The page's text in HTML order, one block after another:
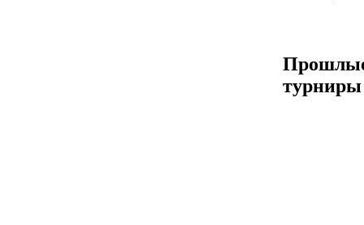
турниры